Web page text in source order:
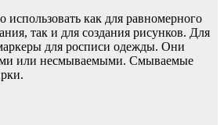
использовать как для равномерного
так и для создания рисунков. Для
для росписи одежды. Они
или несмываемыми. Смываемые